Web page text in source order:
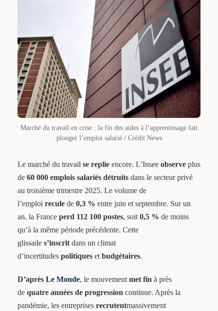
Marché du travail en crise : la fin des aides à l’apprentissage fait
plonger l’emploi salarié / Crédit News
Le marché du travail se replieencore. L’Insee observeplus
de 60 000 emplois salariés détruitsdans le secteur privé
au troisième trimestre 2025. Le volume de
l’emploi reculede 0,3 % entre juin et septembre. Sur un
an, la France perd 112 100 postes, soit 0,5 % de moins
qu’à la même période précédente. Cette
glissade s’inscritdans un climat
d’incertitudes politiqueset budgétaires.
D’après Le Monde, le mouvement met fin à près
de quatre années de progression continue. Après la
pandémie, les entreprises recrutentmassivement